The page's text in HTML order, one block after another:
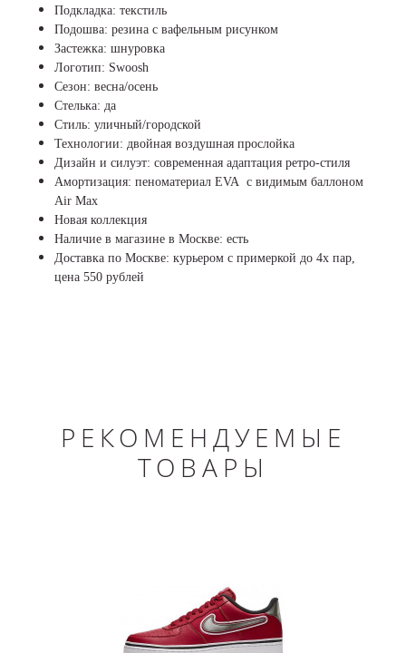
Подкладка: текстиль
Подошва: резина с вафельным рисунком
Застежка: шнуровка
Логотип: Swoosh
Сезон: весна/осень
Стелька: да
Стиль: уличный/городской
Технологии: двойная воздушная прослойка
Дизайн и силуэт: современная адаптация ретро-стиля
Амортизация: пеноматериал EVA с видимым баллоном
Air Max
Новая коллекция
Наличие в магазине в Москве: есть
Доставка по Москве: курьером с примеркой до 4х пар,
цена 550 рублей
РЕКОМЕНДУЕМЫЕ
ТОВАРЫ